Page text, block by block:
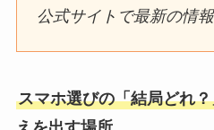
公式サイトで最新の情
スマホ選びの「結局どれ